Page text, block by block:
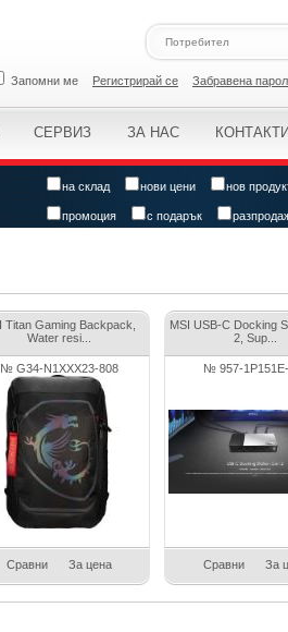
Запомни ме Регистрирай се Забравена
СЕРВИЗ ЗА НАС КОНТАКТИ
на склад нови цени нов
промоция с подарък
Titan Gaming Backpack,
Water resi...
№ G34-N1XXX23-808
Сравни За цена
MSI USB-C Docking
2, Sup...
№ 957-
Сравни За